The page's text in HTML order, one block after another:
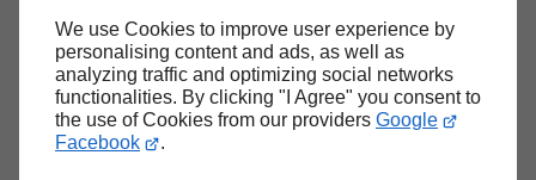
We use Cookies to improve user experience by
personalising content and ads, as well as
analyzing traffic and optimizing social networks
functionalities. By clicking "I Agree" you consent to
the use of Cookies from our providers Google
Facebook
.
Haut de page